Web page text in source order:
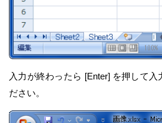
入力が終わったら [Enter] を押して入
ださい。